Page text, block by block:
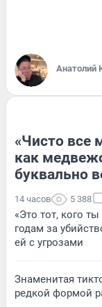
Анатолий
«Чисто все
как
буквально
14 часов 5 388
«Это тот, кого
годам за
ей с угрозами
Знаменитая
редкой формой